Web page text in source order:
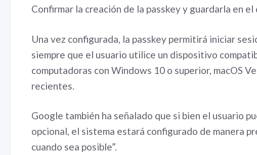
Confirmar la creación de la passkey y guardarla en
Una vez configurada, la passkey permitirá iniciar
siempre que el usuario utilice un dispositivo
computadoras con Windows 10 o superior, macOS
recientes.
Google también ha señalado que si bien el usuario
opcional, el sistema estará configurado de manera
cuando sea posible”.